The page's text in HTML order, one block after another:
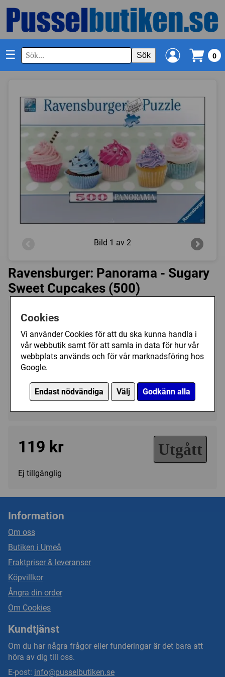
Cookies
Vi använder Cookies för att du ska kunna handla i
vår webbutik samt för att samla in data för hur vår
webbplats används och för vår marknadsföring hos
Google.
Endast nödvändiga Välj Godkänn alla
☰ Sök 0
Bild 1 av 2
Ravensburger: Panorama - Sugary
Sweet Cupcakes (500)
Tillverkare:
Antal bitar:
500
Storlek:ca 70 x 25 cm
Art.nr.:RA148035
Antal Bitar/500 - 999
119 kr Utgått
Ej tillgänglig
Information
Om oss
Butiken i Umeå
Fraktpriser & leveranser
Köpvillkor
Ångra din order
Om Cookies
Kundtjänst
Om du har några frågor eller funderingar är det bara att
höra av dig till oss.
E-post: info@pusselbutiken.se